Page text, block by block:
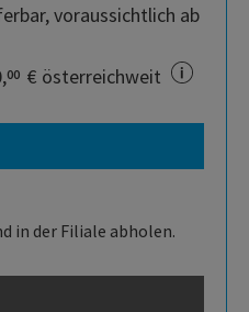
voraussichtlich ab
00 € österreichweit
in der Filiale abholen.